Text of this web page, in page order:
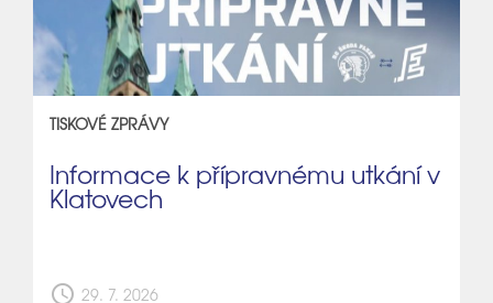
TISKOVÉ ZPRÁVY
Informace k přípravnému utkání v
Klatovech
schedule 29. 7. 2026